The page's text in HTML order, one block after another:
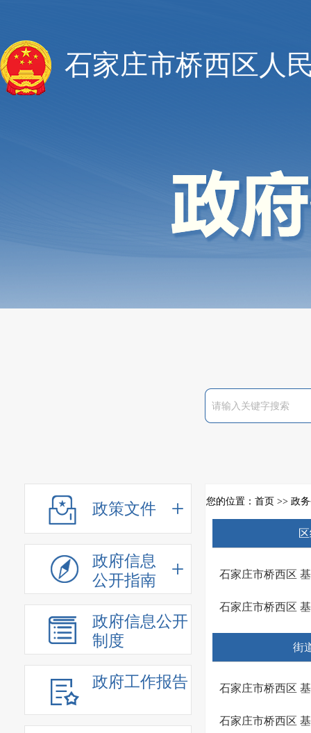
石家庄市桥西区人
政策文件
政府信息
公开指南
政府信息公开
制度
政府工作报告
您的位置： 首页 >> 政
石家庄市桥西区
石家庄市桥西区
街
石家庄市桥西区
石家庄市桥西区